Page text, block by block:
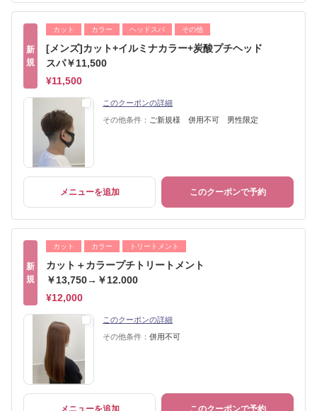
新
規
カット カラー ヘッドスパ その他
[メンズ]カット+イルミナカラー+炭酸プチヘッド
スパ￥11,500
¥11,500
このクーポンの詳細
その他条件： ご新規様 併用不可 男性限定
メニューを追加 このクーポンで予約
新
規
カット カラー トリートメント
カット＋カラープチトリートメント
￥13,750→￥12.000
¥12,000
このクーポンの詳細
その他条件： 併用不可
メニューを追加 このクーポンで予約